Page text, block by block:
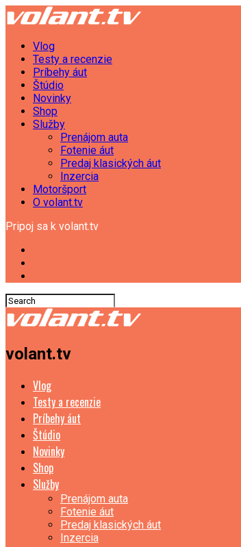
Vlog
Testy a recenzie
Príbehy áut
Štúdio
Novinky
Shop
Služby
Prenájom auta
Fotenie áut
Predaj klasických áut
Inzercia
Motoršport
O volant.tv
Pripoj sa k volant.tv
volant.tv
Vlog
Testy a recenzie
Príbehy áut
Štúdio
Novinky
Shop
Služby
Prenájom auta
Fotenie áut
Predaj klasických áut
Inzercia